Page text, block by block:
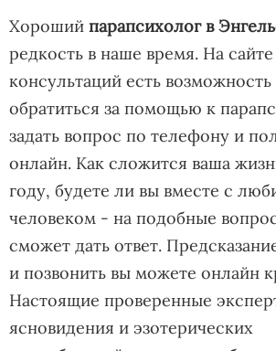
Хороший парапсихолог в
редкость в наше время. На
консультаций есть
обратиться за помощью к
задать вопрос по телефону и
онлайн. Как сложится ваша
году, будете ли вы вместе с
человеком - на подобные
сможет дать ответ.
и позвонить вы можете онлайн
Настоящие проверенные
ясновидения и эзотерических